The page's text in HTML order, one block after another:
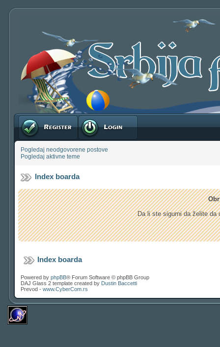
Registruj se Prijavite se
Pogledaj neodgovorene postove
Pogledaj aktivne teme
Index boarda
Da li ste sigurni da želite da
Index boarda
Powered by phpBB® Forum Software © phpBB Group
DAJ Glass 2 template created by Dustin Baccetti
Prevod - www.CyberCom.rs